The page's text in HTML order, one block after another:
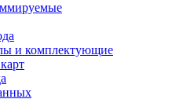
и комплектующие